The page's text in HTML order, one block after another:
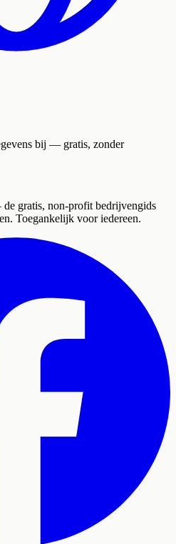
bij — gratis, zonder
gratis, non-profit bedrijvengids
Toegankelijk voor iedereen.